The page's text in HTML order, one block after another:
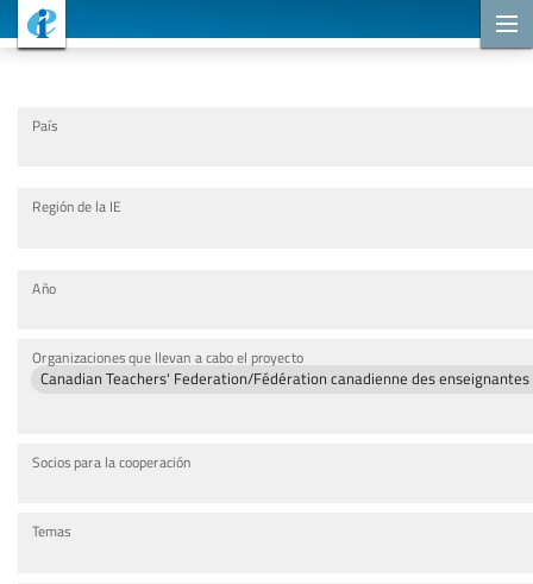
País
Región de la IE
Año
Organizaciones que llevan a cabo el proyecto
Canadian Teachers' Federation/Fédération canadienne des enseignantes
Socios para la cooperación
Temas